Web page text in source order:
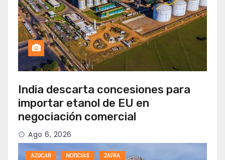
India descarta concesiones para
importar etanol de EU en
negociación comercial
Ago 6, 2026
AZUCAR NOTICIAS ZAFRA